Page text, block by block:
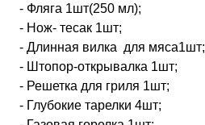
- Фляга 1шт(250 мл);
- Нож- тесак 1шт;
- Длинная вилка для мяса1шт;
- Штопор-открывалка 1шт;
- Решетка для гриля 1шт;
- Глубокие тарелки 4шт;